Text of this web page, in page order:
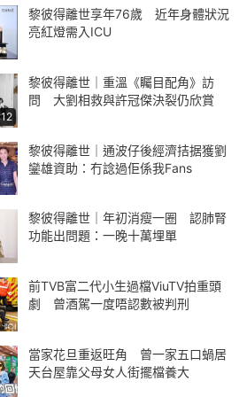
黎彼得離世享年76歲 近年身體狀況
亮紅燈需入ICU
黎彼得離世｜重溫《矚目配角》訪
問 大劉相救與許冠傑決裂仍欣賞
黎彼得離世｜通波仔後經濟拮据獲劉
鑾雄資助：冇諗過佢係我Fans
黎彼得離世｜年初消瘦一圈 認肺腎
功能出問題：一晚十萬埋單
前TVB富二代小生過檔ViuTV拍重頭
劇 曾酒駕一度唔認數被判刑
當家花旦重返旺角 曾一家五口蝸居
天台屋靠父母女人街擺檔養大